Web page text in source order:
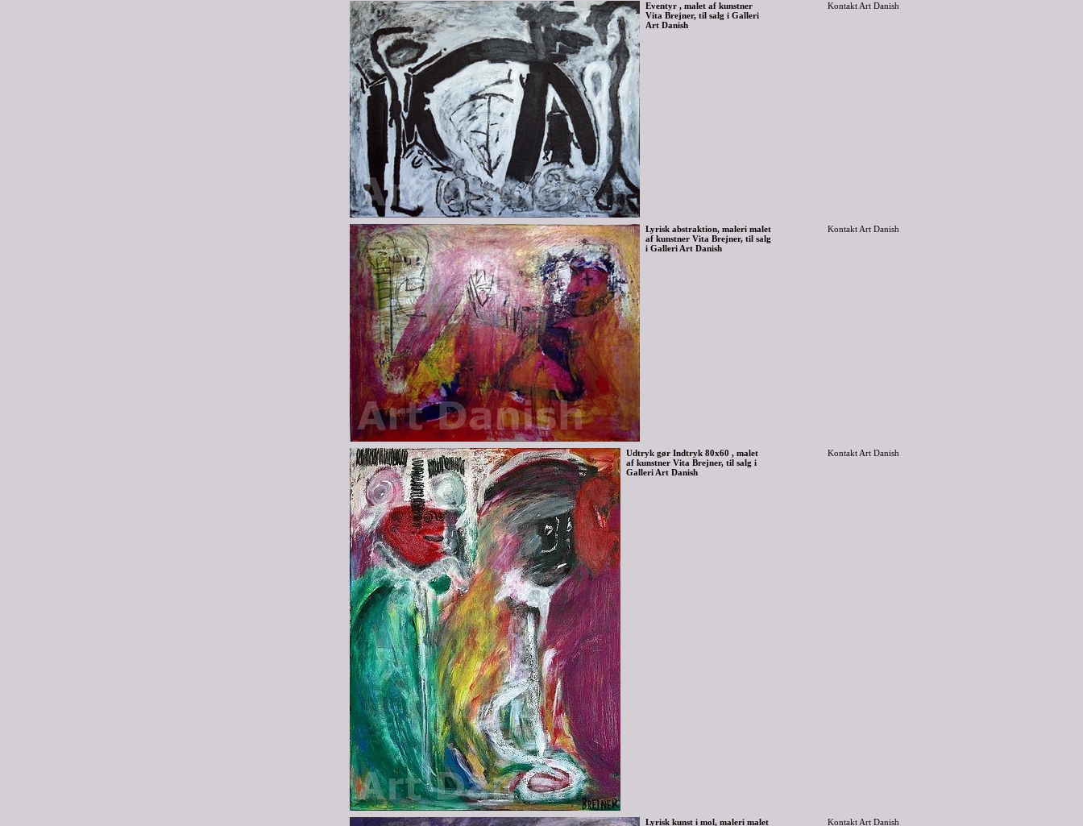
Eventyr , malet af kunstner
Vita Brejner, til salg i Galleri
Art Danish
Kontakt Art Danish
Lyrisk abstraktion, maleri malet
af kunstner Vita Brejner, til salg
i Galleri Art Danish
Kontakt Art Danish
Udtryk gør Indtryk 80x60 , malet
af kunstner Vita Brejner, til salg i
Galleri Art Danish
Kontakt Art Danish
Lyrisk kunst i mol, maleri malet Kontakt Art Danish